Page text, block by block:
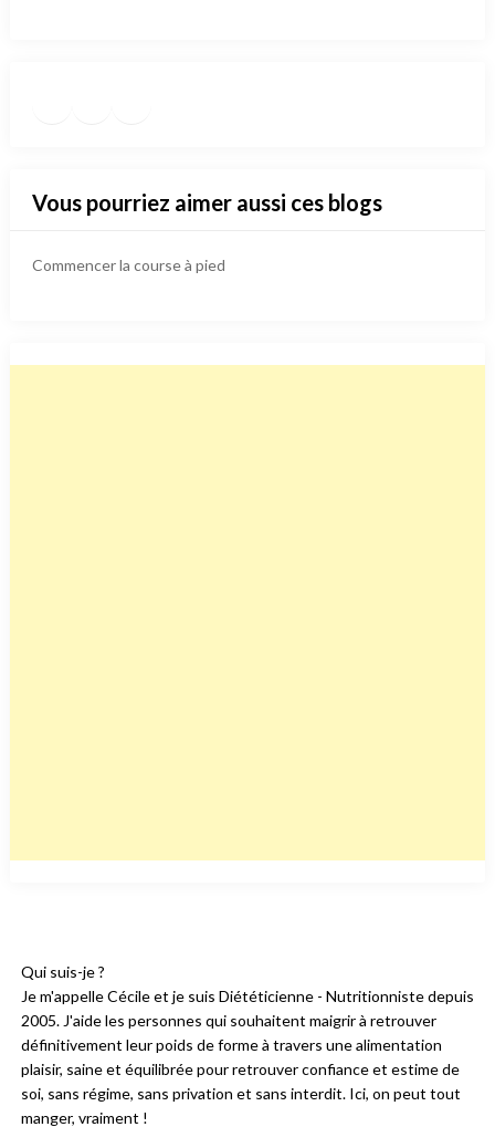
Vous pourriez aimer aussi ces blogs
Commencer la course à pied
Qui suis-je ?
Je m'appelle Cécile et je suis Diététicienne - Nutritionniste depuis
2005. J'aide les personnes qui souhaitent maigrir à retrouver
définitivement leur poids de forme à travers une alimentation
plaisir, saine et équilibrée pour retrouver confiance et estime de
soi, sans régime, sans privation et sans interdit. Ici, on peut tout
manger, vraiment !